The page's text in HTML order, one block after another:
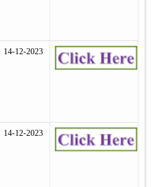
14-12-2023
14-12-2023